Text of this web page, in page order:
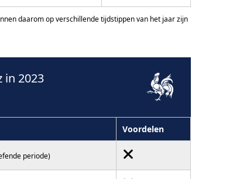
daarom op verschillende tijdstippen van het jaar zijn
in 2023
Voordelen
periode)